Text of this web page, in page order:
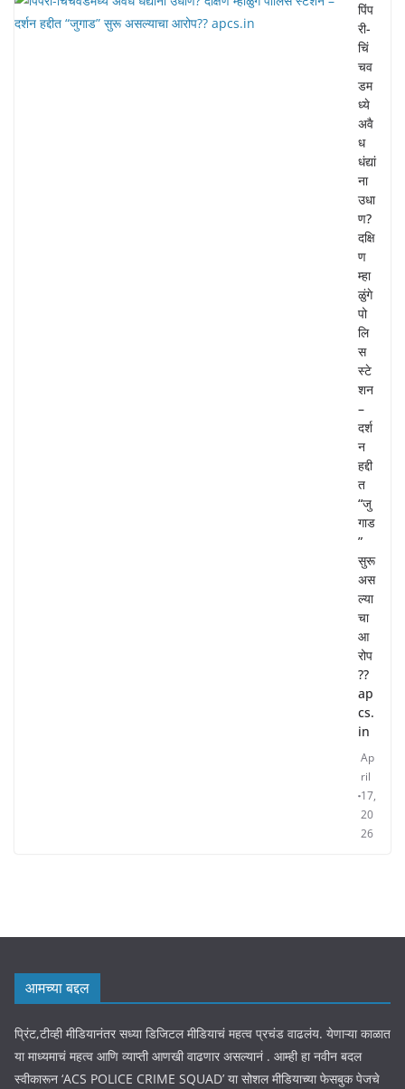
पिंप
री-
चिं
चव
डम
ध्ये
अवै
ध
धंद्यां
ना
उधा
ण?
दक्षि
ण
म्हा
ळुंगे
पो
लि
स
स्टे
शन
–
दर्श
न
हद्दी
त
“जु
गाड
”
सुरू
अस
ल्या
चा
आ
रोप
??
ap
cs.
in
Ap
ril
17,
20
26
आमच्या बद्दल
प्रिंट,टीव्ही मीडियानंतर सध्या डिजिटल मीडियाचं महत्व प्रचंड वाढलंय. येणाऱ्या काळात
या माध्यमाचं महत्व आणि व्याप्ती आणखी वाढणार असल्यानं . आम्ही हा नवीन बदल
स्वीकारून ‘ACS POLICE CRIME SQUAD’ या सोशल मीडियाच्या फेसबुक पेजचे